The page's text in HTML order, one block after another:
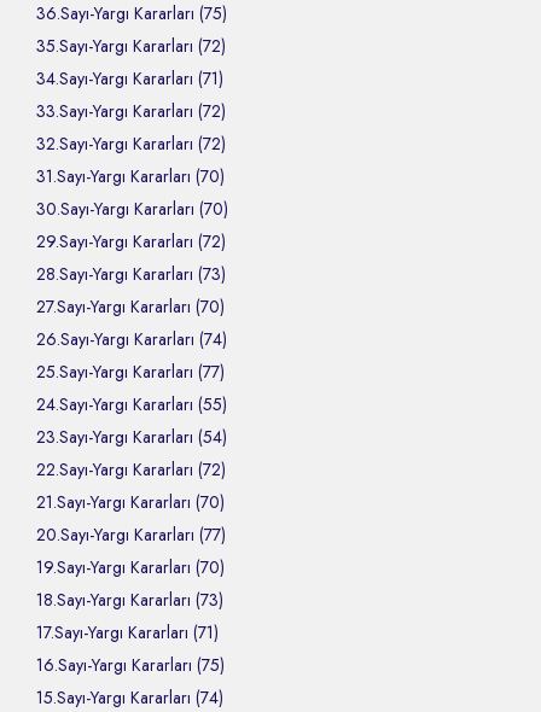
36.Sayı-Yargı Kararları (75)
35.Sayı-Yargı Kararları (72)
34.Sayı-Yargı Kararları (71)
33.Sayı-Yargı Kararları (72)
32.Sayı-Yargı Kararları (72)
31.Sayı-Yargı Kararları (70)
30.Sayı-Yargı Kararları (70)
29.Sayı-Yargı Kararları (72)
28.Sayı-Yargı Kararları (73)
27.Sayı-Yargı Kararları (70)
26.Sayı-Yargı Kararları (74)
25.Sayı-Yargı Kararları (77)
24.Sayı-Yargı Kararları (55)
23.Sayı-Yargı Kararları (54)
22.Sayı-Yargı Kararları (72)
21.Sayı-Yargı Kararları (70)
20.Sayı-Yargı Kararları (77)
19.Sayı-Yargı Kararları (70)
18.Sayı-Yargı Kararları (73)
17.Sayı-Yargı Kararları (71)
16.Sayı-Yargı Kararları (75)
15.Sayı-Yargı Kararları (74)